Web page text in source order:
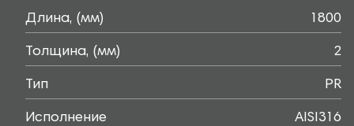
Длина, (мм) 1800
Толщина, (мм) 2
Тип PR
Исполнение AISI316